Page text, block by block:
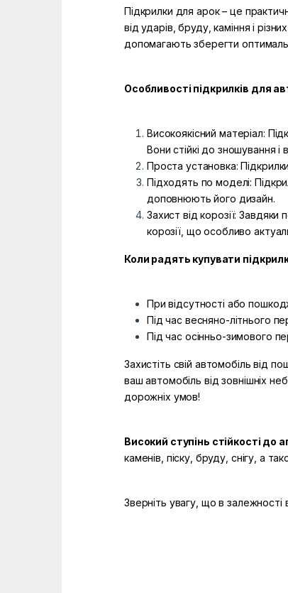
Підкрилки для арок – це
від ударів, бруду, каміння і
допомагають зберегти
Особливості підкрилків для
Високоякісний матеріал:
Вони стійкі до зношування
Проста установка:
Підходять по моделі:
доповнюють його дизайн.
Захист від корозії:
корозії, що особливо
Коли радять купувати
При відсутності або
Під час весняно-літнього
Під час осінньо-зимового
Захистіть свій автомобіль від
ваш автомобіль від зовнішніх
дорожніх умов!
Високий ступінь стійкості до
каменів, піску, бруду, снігу, а
Зверніть увагу, що в